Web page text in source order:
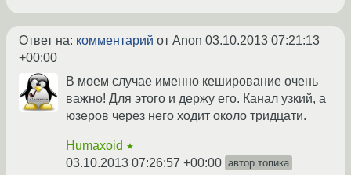
Ответ на: комментарий от Anon 03.10.2013 07:21:13
+00:00
В моем случае именно кеширование очень
важно! Для этого и держу его. Канал узкий, а
юзеров через него ходит около тридцати.
Humaxoid ★
03.10.2013 07:26:57 +00:00 автор топика